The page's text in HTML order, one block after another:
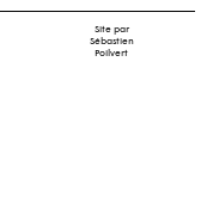
Site par
Sébastien
Poilvert